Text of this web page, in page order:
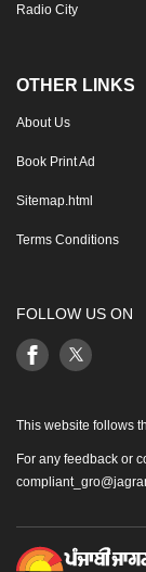
Radio City
OTHER LINKS
About Us
Book Print Ad
Sitemap.html
Terms Conditions
FOLLOW US ON
This website follows
For any feedback or